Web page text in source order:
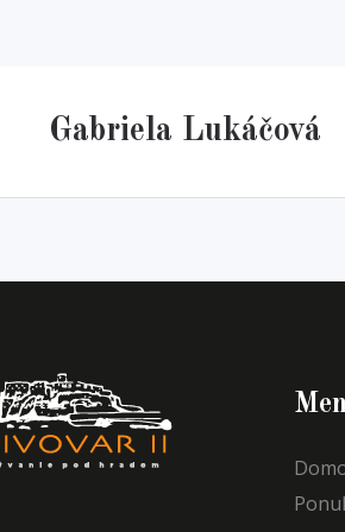
Gabriela Lukáčová